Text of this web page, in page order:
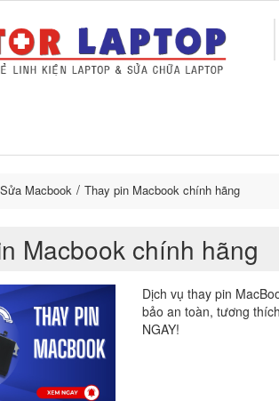
Laptop uy tín Thay bàn phím
Sửa Macbook uy
Sửa Macbook Thay pin Macbook chính hãng
Macbook chính hãng
Dịch vụ thay pin
bảo an toàn, tương
NGAY!